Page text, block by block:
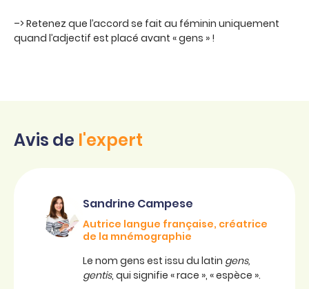
–> Retenez que l’accord se fait au féminin uniquement
quand l’adjectif est placé avant « gens » !
Avis de l'expert
Sandrine Campese
Autrice langue française, créatrice
de la mnémographie
Le nom gens est issu du latin gens,
gentis, qui signifie « race », « espèce ».